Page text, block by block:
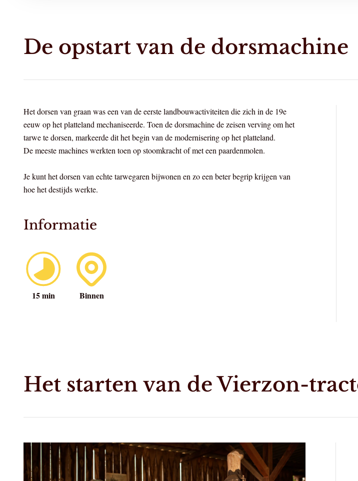
De opstart van de dorsmachine
Het dorsen van graan was een van de eerste landbouwactiviteiten die zich in de 19e
eeuw op het platteland mechaniseerde. Toen de dorsmachine de zeisen verving om het
tarwe te dorsen, markeerde dit het begin van de modernisering op het platteland.
De meeste machines werkten toen op stoomkracht of met een paardenmolen.
Je kunt het dorsen van echte tarwegaren bijwonen en zo een beter begrip krijgen van
hoe het destijds werkte.
Informatie
15 min Binnen
Het starten van de Vierzon-